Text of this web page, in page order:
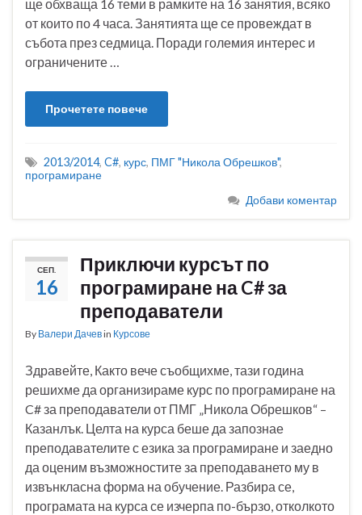
ще обхваща 16 теми в рамките на 16 занятия, всяко
от които по 4 часа. Занятията ще се провеждат в
събота през седмица. Поради големия интерес и
ограничените …
Прочетете повече
2013/2014, C#, курс, ПМГ "Никола Обрешков",
програмиране
Добави коментар
СЕП.
16
Приключи курсът по
програмиране на C# за
преподаватели
By Валери Дачевin Курсове
Здравейте, Както вече съобщихме, тази година
решихме да организираме курс по програмиране на
C# за преподаватели от ПМГ „Никола Обрешков“ –
Казанлък. Целта на курса беше да запознае
преподавателите с езика за програмиране и заедно
да оценим възможностите за преподаването му в
извънкласна форма на обучение. Разбира се,
програмата на курса се изчерпа по-бързо, отколкото